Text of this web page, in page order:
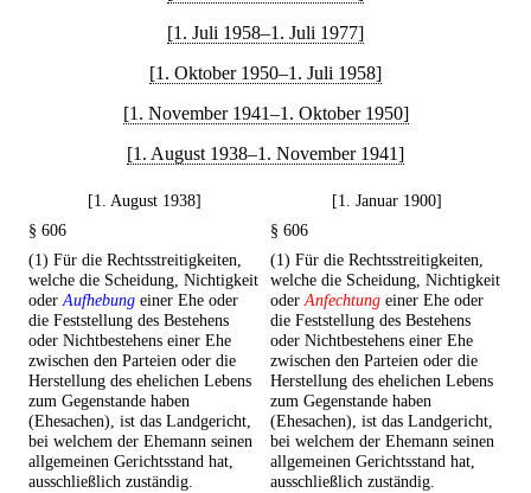
[1. Juli 1958–1. Juli 1977]
[1. Oktober 1950–1. Juli 1958]
[1. November 1941–1. Oktober 1950]
[1. August 1938–1. November 1941]
[1. August 1938]
[1. Januar 1900]
§ 606
§ 606
(1) Für die Rechtsstreitigkeiten,
welche die Scheidung, Nichtigkeit
oderAufhebung einer Ehe oder
die Feststellung des Bestehens
oder Nichtbestehens einer Ehe
zwischen den Parteien oder die
Herstellung des ehelichen Lebens
zum Gegenstande haben
(Ehesachen), ist das Landgericht,
bei welchem der Ehemann seinen
allgemeinen Gerichtsstand hat,
ausschließlich zuständig.
(1) Für die Rechtsstreitigkeiten,
welche die Scheidung, Nichtigkeit
oderAnfechtung einer Ehe oder
die Feststellung des Bestehens
oder Nichtbestehens einer Ehe
zwischen den Parteien oder die
Herstellung des ehelichen Lebens
zum Gegenstande haben
(Ehesachen), ist das Landgericht,
bei welchem der Ehemann seinen
allgemeinen Gerichtsstand hat,
ausschließlich zuständig.